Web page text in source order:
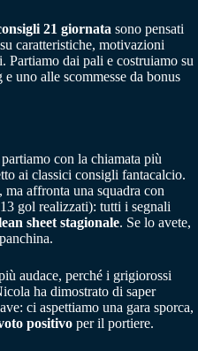
21 giornata sono pensati
caratteristiche, motivazioni
Partiamo dai pali e costruiamo su
uno alle scommesse da bonus
con la chiamata più
ai classici consigli fantacalcio.
affronta una squadra con
gol realizzati): tutti i segnali
sheet stagionale. Se lo avete,
audace, perché i grigiorossi
ha dimostrato di saper
ci aspettiamo una gara sporca,
positivo per il portiere.